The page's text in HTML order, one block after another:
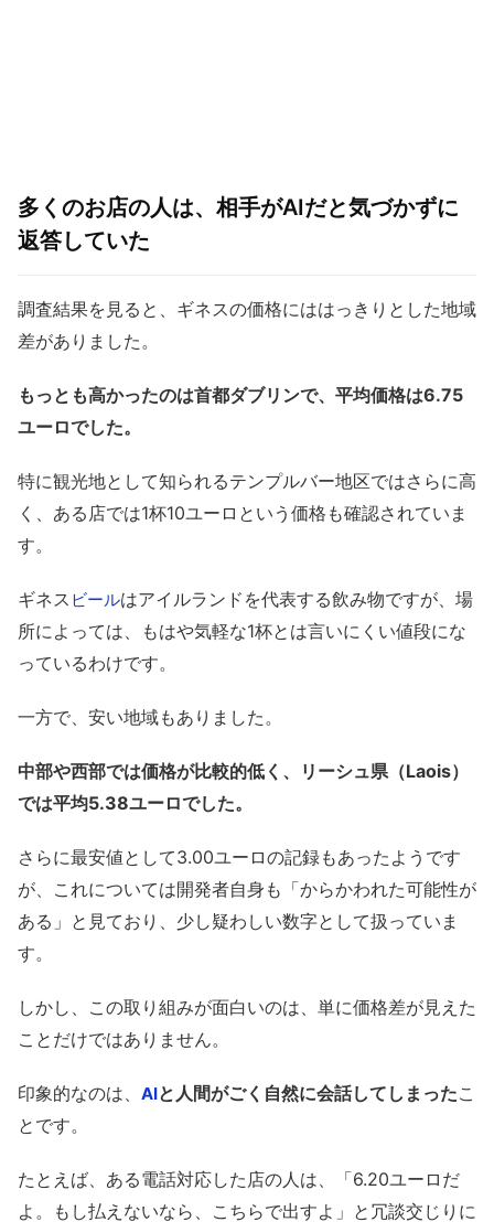
多くのお店の人は、相手がAIだと気づかずに
返答していた
調査結果を見ると、ギネスの価格にははっきりとした地域
差がありました。
もっとも高かったのは首都ダブリンで、平均価格は6.75
ユーロでした。
特に観光地として知られるテンプルバー地区ではさらに高
く、ある店では1杯10ユーロという価格も確認されていま
す。
ギネス ビールはアイルランドを代表する飲み物ですが、場
所によっては、もはや気軽な1杯とは言いにくい値段にな
っているわけです。
一方で、安い地域もありました。
中部や西部では価格が比較的低く、リーシュ県（Laois）
では平均5.38ユーロでした。
さらに最安値として3.00ユーロの記録もあったようです
が、これについては開発者自身も「からかわれた可能性が
ある」と見ており、少し疑わしい数字として扱っていま
す。
しかし、この取り組みが面白いのは、単に価格差が見えた
ことだけではありません。
印象的なのは、 AIと人間がごく自然に会話してしまったこ
とです。
たとえば、ある電話対応した店の人は、「6.20ユーロだ
よ。もし払えないなら、こちらで出すよ」と冗談交じりに